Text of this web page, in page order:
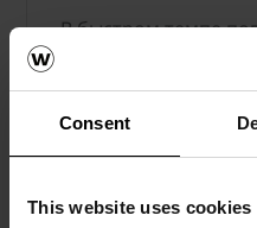
Consent
This website uses cookies
В быстром темпе
Основные темы:
реорганизации